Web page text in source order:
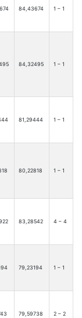
84,43674 1 – 1
84,32495 1 – 1
81,29444 1 – 1
80,22818 1 – 1
83,28542 4 – 4
79,23194 1 – 1
79,59738 2 – 2